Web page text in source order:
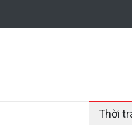
Thời